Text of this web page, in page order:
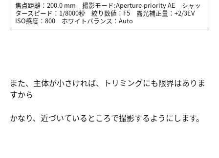
焦点距離： 200.0 mm 撮影モード:Aperture-priority AE
シャッ
タースピード： 1/8000秒 絞り数値： F5 露光補正量： +2/3EV
ISO感度： 800 ホワイトバランス： Auto
また、主体が小さければ、トリミングにも限界はありま
すから
かなり、近づいているところで撮影するようにします。